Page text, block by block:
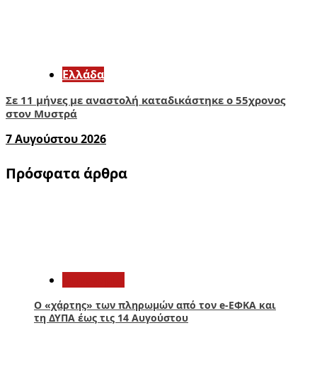
Ελλάδα
Σε 11 μήνες με αναστολή καταδικάστηκε ο 55χρονος
στον Μυστρά
7 Αυγούστου 2026
Πρόσφατα άρθρα
Ο «χάρτης» των πληρωμών από τον e-ΕΦΚΑ και
τη ΔΥΠΑ έως τις 14 Αυγούστου